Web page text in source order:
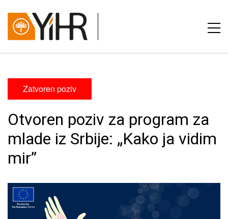
Zatvoren poziv
Otvoren poziv za program za
mlade iz Srbije: „Kako ja vidim
mir”